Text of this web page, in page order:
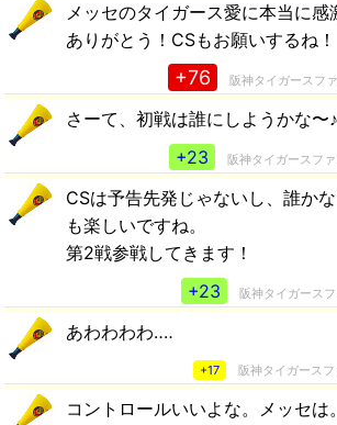
メッセのタイガース愛に本当に感
ありがとう！CSもお願いするね！
+76 阪神タイガースフ
さーて、初戦は誰にしようかな〜♪
+23
阪神タイガースファ
CSは予告先発じゃないし、誰か
も楽しいですね。
第2戦参戦してきます！
+23
阪神タイガースフ
あわわわわ‥‥
+17 阪神タイガースフ
コントロールいいよな。メッセは。